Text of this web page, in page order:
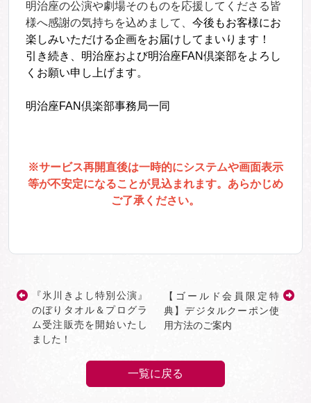
明治座の公演や劇場そのものを応援してくださる皆
様へ感謝の気持ちを込めまして、 今後もお客様にお
楽しみいただける企画をお届けしてまいります！
引き続き、明治座および明治座FAN倶楽部をよろし
くお願い申し上げます。
明治座FAN倶楽部事務局一同
※サービス再開直後は一時的にシステムや画面表示
等が不安定になることが見込まれます。あらかじめ
ご了承ください。
『氷川きよし特別公演』
のぼりタオル＆プログラ
ム受注販売を開始いたし
ました！
【ゴールド会員限定特
典】デジタルクーポン使
用方法のご案内
一覧に戻る